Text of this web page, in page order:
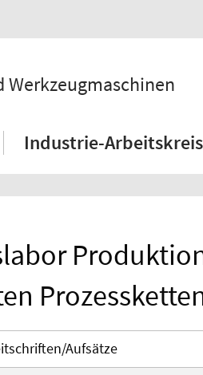
Industrie-
Aufsätze